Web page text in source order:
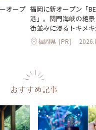
オープ 福岡に新オープン「
港」。関門海峡の絶
街並みに浸るトキメ
福岡県 [PR]
おすすめ記事